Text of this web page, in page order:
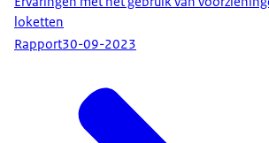
loketten
Rapport30-09-2023